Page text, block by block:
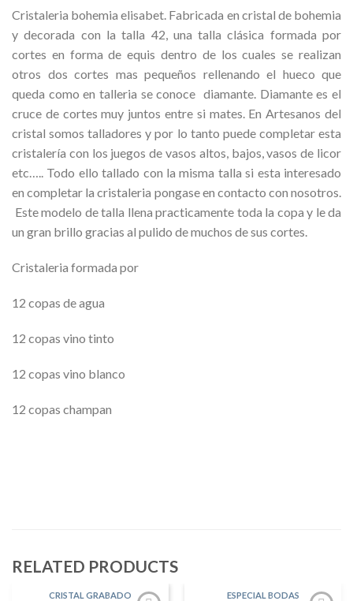
Cristaleria bohemia elisabet. Fabricada en cristal de bohemia
y decorada con la talla 42, una talla clásica formada por
cortes en forma de equis dentro de los cuales se realizan
otros dos cortes mas pequeños rellenando el hueco que
queda como en talleria se conoce diamante. Diamante es el
cruce de cortes muy juntos entre si mates. En Artesanos del
cristal somos talladores y por lo tanto puede completar esta
cristalería con los juegos de vasos altos, bajos, vasos de licor
etc….. Todo ello tallado con la misma talla si esta interesado
en completar la cristaleria pongase en contacto con nosotros.
Este modelo de talla llena practicamente toda la copa y le da
un gran brillo gracias al pulido de muchos de sus cortes.
Cristaleria formada por
12 copas de agua
12 copas vino tinto
12 copas vino blanco
12 copas champan
RELATED PRODUCTS
CRISTAL GRABADO ESPECIAL BODAS